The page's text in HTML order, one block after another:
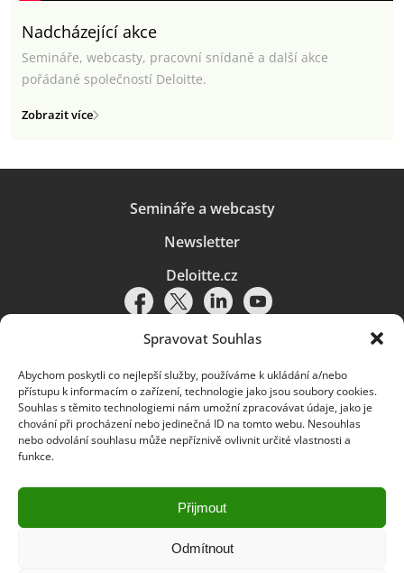
Spravovat Souhlas
Abychom poskytli co nejlepší služby, používáme k ukládání a/nebo
přístupu k informacím o zařízení, technologie jako jsou soubory cookies.
Souhlas s těmito technologiemi nám umožní zpracovávat údaje, jako je
chování při procházení nebo jedinečná ID na tomto webu. Nesouhlas
nebo odvolání souhlasu může nepříznivě ovlivnit určité vlastnosti a
funkce.
Přijmout
Odmítnout
Nadcházející akce
Semináře, webcasty, pracovní snídaně a další akce
pořádané společností Deloitte.
Zobrazit více
Semináře a webcasty
Newsletter
Deloitte.cz
Pravidla používání|Ochrana osobních údajů|Soubory cookies |
Deloitte.cz
© 2026. Více informací najdete vPravidlech používání.
Deloitte označuje jednu či více společností globální sítě členských
a přidružené subjekty (souhrnně „organizace Deloitte“). Společnost DTTL
(rovněž označovaná jako „Deloitte Global“) a každá z jejích členských
společností a jejich přidružených subjektů je samostatným a nezávislým
právním subjektem, který není oprávněn zavazovat nebo přijímat závazky
za jinou z těchto členských společností a jejich přidružených subjektů ve